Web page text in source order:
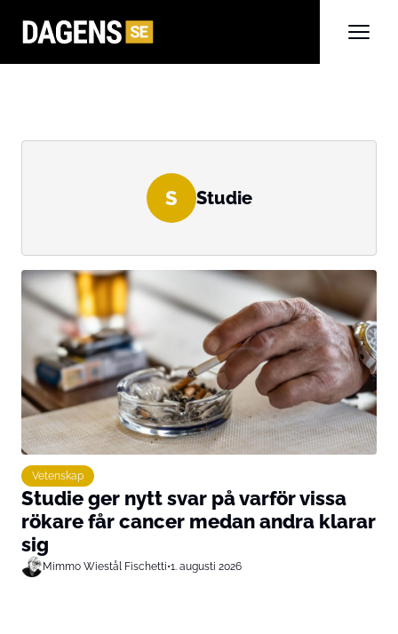
S Studie
Vetenskap
Studie ger nytt svar på varför vissa
rökare får cancer medan andra klarar
sig
Mimmo Wiestål Fischetti•1. augusti 2026